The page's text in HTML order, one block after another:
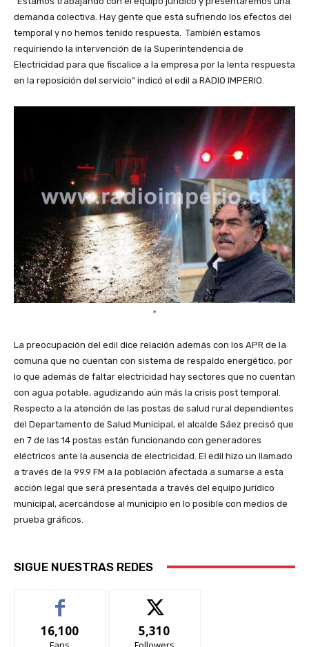
demanda colectiva. Hay gente que está sufriendo los efectos del
temporal y no hemos tenido respuesta. También estamos
requiriendo la intervención de la Superintendencia de
Electricidad para que fiscalice a la empresa por la lenta respuesta
en la reposición del servicio” indicó el edil a RADIO IMPERIO.
*
La preocupación del edil dice relación además con los APR de la
comuna que no cuentan con sistema de respaldo energético, por
lo que además de faltar electricidad hay sectores que no cuentan
con agua potable, agudizando aún más la crisis post temporal.
Respecto a la atención de las postas de salud rural dependientes
del Departamento de Salud Municipal, el alcalde Sáez precisó que
en 7 de las 14 postas están funcionando con generadores
eléctricos ante la ausencia de electricidad. El edil hizo un llamado
a través de la 99.9 FM a la población afectada a sumarse a esta
acción legal que será presentada a través del equipo jurídico
municipal, acercándose al municipio en lo posible con medios de
prueba gráficos.
SIGUE NUESTRAS REDES
16,100 5,310